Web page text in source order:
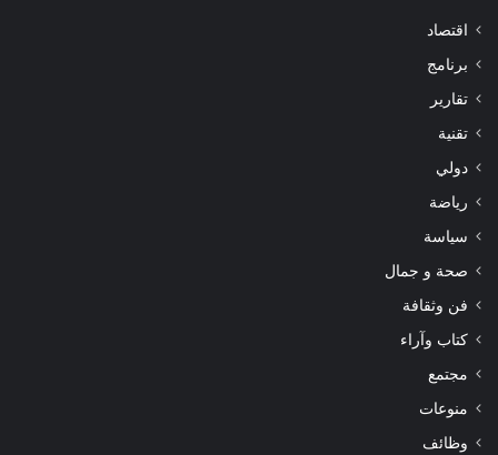
اقتصاد
برنامج
تقارير
تقنية
دولي
رياضة
سياسة
صحة و جمال
فن وثقافة
كتاب وآراء
مجتمع
منوعات
وظائف